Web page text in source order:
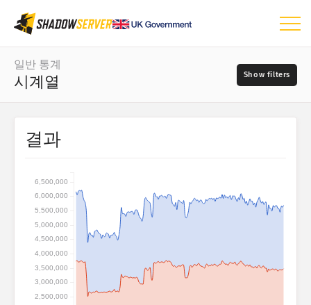
대시보드
일반 통계
세계 지도
지역 지도
트리 맵
시계열
IoT 디바이스 통계
공격 통계: 취약점
일반 통계
시계열
날짜 범위
심각도
결과
2,500,000
3,000,000
3,500,000
4,000,000
4,500,000
5,000,000
5,500,000
6,000,000
6,500,000